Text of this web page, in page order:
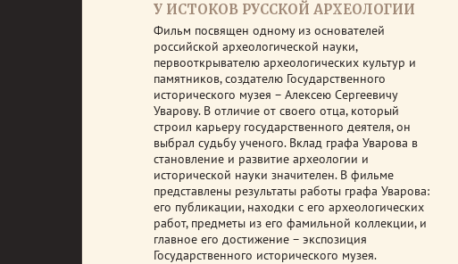
У ИСТОКОВ РУССКОЙ АРХЕОЛОГИИ
Фильм посвящен одному из основателей
российской археологической науки,
первооткрывателю археологических культур и
памятников, создателю Государственного
исторического музея – Алексею Сергеевичу
Уварову. В отличие от своего отца, который
строил карьеру государственного деятеля, он
выбрал судьбу ученого. Вклад графа Уварова в
становление и развитие археологии и
исторической науки значителен. В фильме
представлены результаты работы графа Уварова:
его публикации, находки с его археологических
работ, предметы из его фамильной коллекции, и
главное его достижение – экспозиция
Государственного исторического музея.